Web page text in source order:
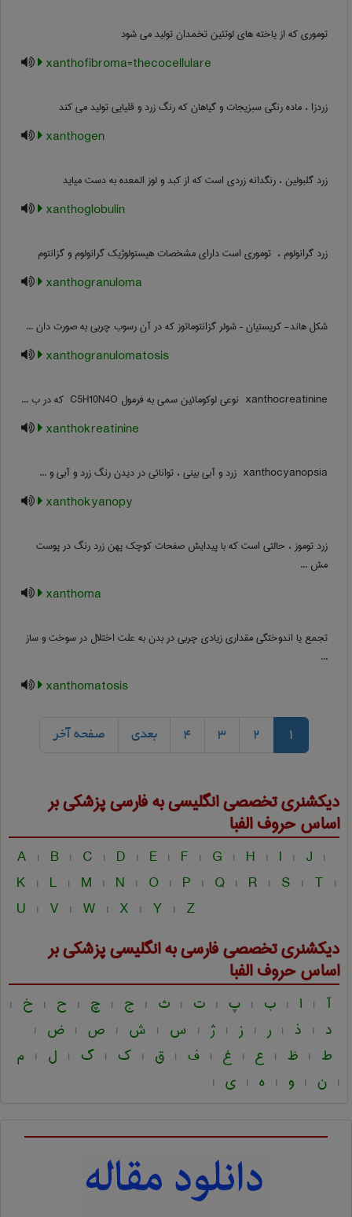
توموری که از یاخته های لوتئین تخمدان تولید می شود
xanthofibroma=thecocellulare
زردزا ، ماده رنگی سبزیجات و گیاهان که رنگ زرد و قلیایی تولید می کند
xanthogen
زرد گلبولین ، رنگدانه زردی است که از کبد و لوز المعده به دست میاید
xanthoglobulin
زرد گرانولوم ، ‌ توموری است دارای مشخصات هیستولوژیک گرانولوم و گزانتوم
xanthogranuloma
شکل هاند- کریستیان – شولر گزانتوماتوز که در آن رسوب چربی به صورت دان ...
xanthogranulomatosis
‎ xanthocreatinine نوعی لوکومائین سمی به فرمول ‎ C5H10N4O که در ب ...
xanthokreatinine
‎ xanthocyanopsia زرد و آبی بینی ، توانائی در دیدن رنگ زرد و آبی و ...
xanthokyanopy
زرد توموز ، ‌حالتی است که با پیدایش صفحات کوچک پهن زرد رنگ در پوست
مش ...
xanthoma
تجمع یا اندوختگی مقداری زیادی چربی در بدن به علت اختلال در سوخت و ساز
...
xanthomatosis
1
2
3
4 بعدی صفحه آخر
دیکشنری تخصصی انگلیسی به فارسیپزشكیبر
اساس حروف الفبا
A | B | C | D | E | F | G | H | I | J |
K | L | M | N | O | P | Q | R | S | T |
U | V | W | X | Y | Z
دیکشنری تخصصی فارسی به انگلیسیپزشكیبر
اساس حروف الفبا
آ | ا | ب | پ | ت | ث | ج | چ | ح | خ |
د | ذ | ر | ز | ژ | س | ش | ص | ض |
ط | ظ | ع | غ | ف | ق | ک | گ | ل | م
| ن | و | ه | ی |